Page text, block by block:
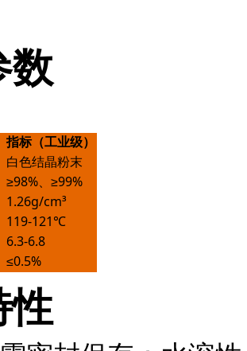
数
指标（工业级）
白色结晶粉末
≥98%、≥99%
1.26g/cm³
119-121℃
6.3-6.8
≤0.5%
性